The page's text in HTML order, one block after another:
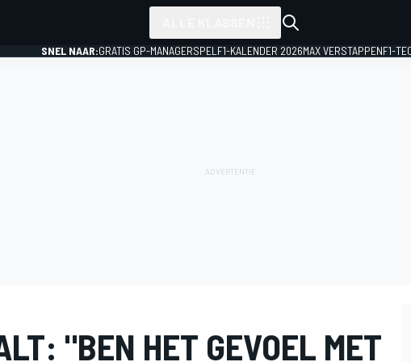
SNEL NAAR:GRATIS GP-MANAGERSPEL F1-KALENDER 2026MAX VERSTAPPENF1-
"BEN HET GEVOEL MET